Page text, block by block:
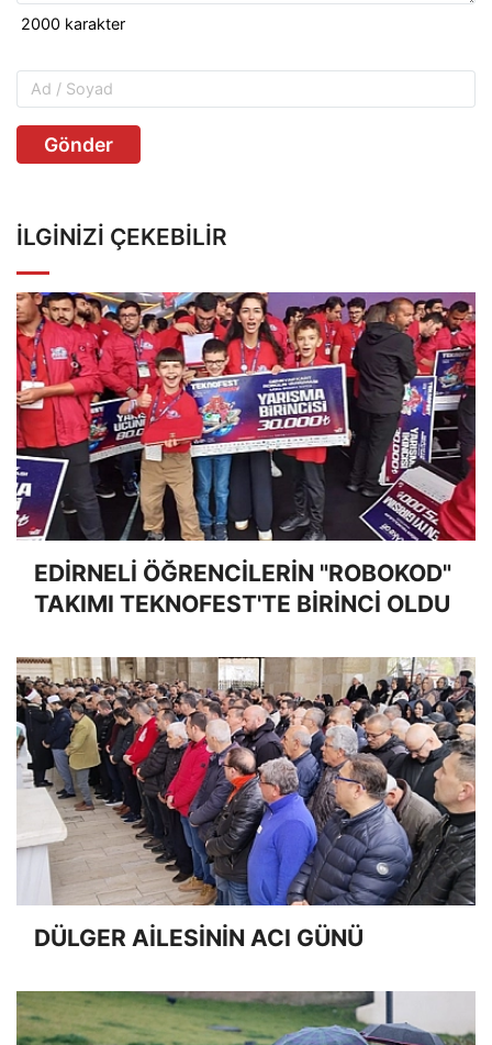
Gönder
İLGINIZI ÇEKEBILIR
EDİRNELİ ÖĞRENCİLERİN "ROBOKOD"
TAKIMI TEKNOFEST'TE BİRİNCİ OLDU
DÜLGER AİLESİNİN ACI GÜNÜ